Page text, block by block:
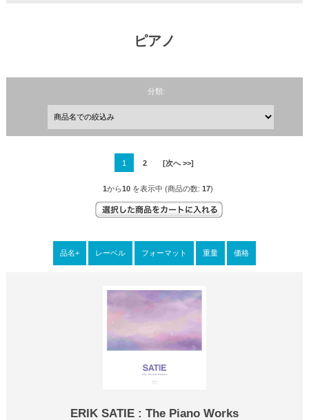
ピアノ
分類:
1 2 [次へ >>]
1から10 を表示中 (商品の数: 17)
品名+ レーベル フォーマット 重量 価格
ERIK SATIE : The Piano Works